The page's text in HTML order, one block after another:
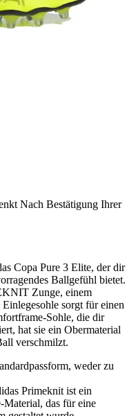
Nach Bestätigung Ihrer
Copa Pure 3 Elite, der dir
Ballgefühl bietet.
Zunge, einem
sorgt für einen
Sohle, die dir
hat sie ein Obermaterial
verschmilzt.
weder zu
Primeknit ist ein
Material, das für eine